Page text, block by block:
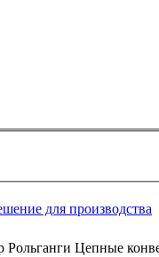
для производства
Цепные